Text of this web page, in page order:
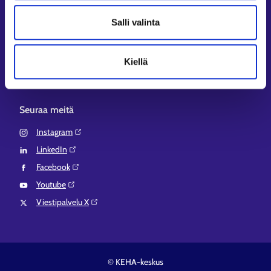
Salli valinta
Kiellä
Work in Finland⁠
Suomi.fi-valtuudet⁠
Seuraa meitä
Instagram⁠
LinkedIn⁠
Facebook⁠
Youtube⁠
Viestipalvelu X⁠
© KEHA-keskus